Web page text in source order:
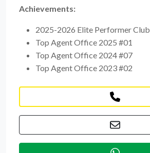
Achievements:
2025-2026 Elite Performer Club
Top Agent Office 2025 #01
Top Agent Office 2024 #07
Top Agent Office 2023 #02